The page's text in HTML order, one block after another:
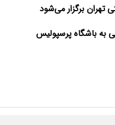
تهران برگزار می‌شود